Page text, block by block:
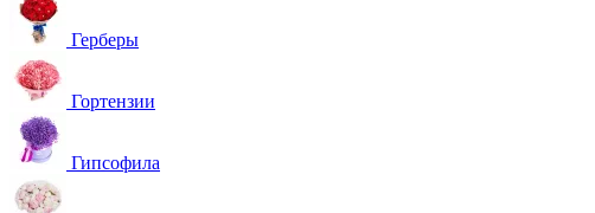
Герберы
Гортензии
Гипсофила